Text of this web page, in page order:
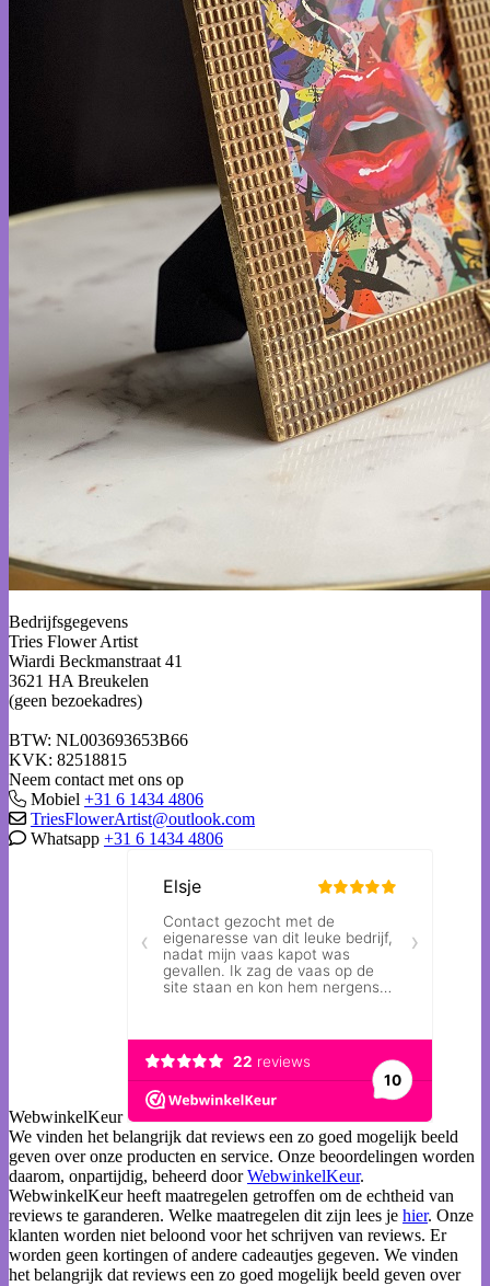
Bedrijfsgegevens
Tries Flower Artist
Wiardi Beckmanstraat 41
3621 HA Breukelen
(geen bezoekadres)
BTW: NL003693653B66
KVK: 82518815
Neem contact met ons op
Mobiel +31 6 1434 4806
TriesFlowerArtist@outlook.com
Whatsapp +31 6 1434 4806
WebwinkelKeur
We vinden het belangrijk dat reviews een zo goed mogelijk beeld
geven over onze producten en service. Onze beoordelingen worden
daarom, onpartijdig, beheerd doorWebwinkelKeur.
WebwinkelKeur heeft maatregelen getroffen om de echtheid van
reviews te garanderen. Welke maatregelen dit zijn lees je hier. Onze
klanten worden niet beloond voor het schrijven van reviews. Er
worden geen kortingen of andere cadeautjes gegeven. We vinden
het belangrijk dat reviews een zo goed mogelijk beeld geven over